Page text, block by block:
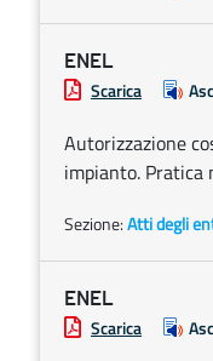
ENEL
Scarica
Autorizzazione
impianto. Pratica
Sezione:Atti degli
ENEL
Scarica